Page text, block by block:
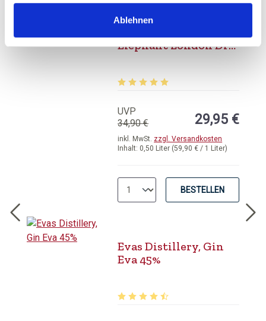
Ablehnen
Elephant London Dry
Inhalt: 0,50 Liter (59,90 € / 1 Liter)
inkl. MwSt. zzgl. Versandkosten
UVP
34,90 €
29,95 €
BESTELLEN
Evas Distillery, Gin
Eva 45%